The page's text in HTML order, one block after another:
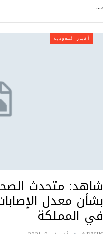
،…
أخبار السعودية
شاهد: متحدث
بشأن معدل
في المملكة